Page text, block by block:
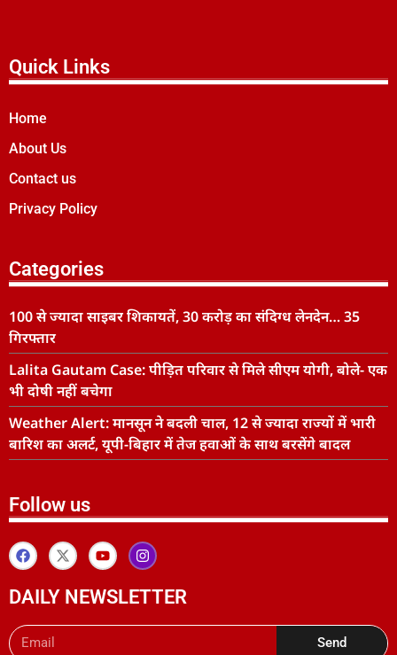
Quick Links
Home
About Us
Contact us
Privacy Policy
Categories
100 से ज्यादा साइबर शिकायतें, 30 करोड़ का संदिग्ध लेनदेन… 35
गिरफ्तार
Lalita Gautam Case: पीड़ित परिवार से मिले सीएम योगी, बोले- एक
भी दोषी नहीं बचेगा
Weather Alert: मानसून ने बदली चाल, 12 से ज्यादा राज्यों में भारी
बारिश का अलर्ट, यूपी-बिहार में तेज हवाओं के साथ बरसेंगे बादल
Follow us
DAILY NEWSLETTER
Send